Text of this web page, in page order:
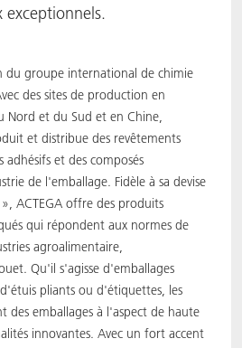
exceptionnels.
du groupe international de chimie
des sites de production en
Nord et du Sud et en Chine,
et distribue des revêtements
adhésifs et des composés
de l'emballage. Fidèle à sa devise
ACTEGA offre des produits
qui répondent aux normes de
agroalimentaire,
Qu'il s'agisse d'emballages
pliants ou d'étiquettes, les
des emballages à l'aspect de haute
innovantes. Avec un fort accent